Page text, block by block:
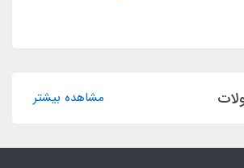
مشاهده بیشتر